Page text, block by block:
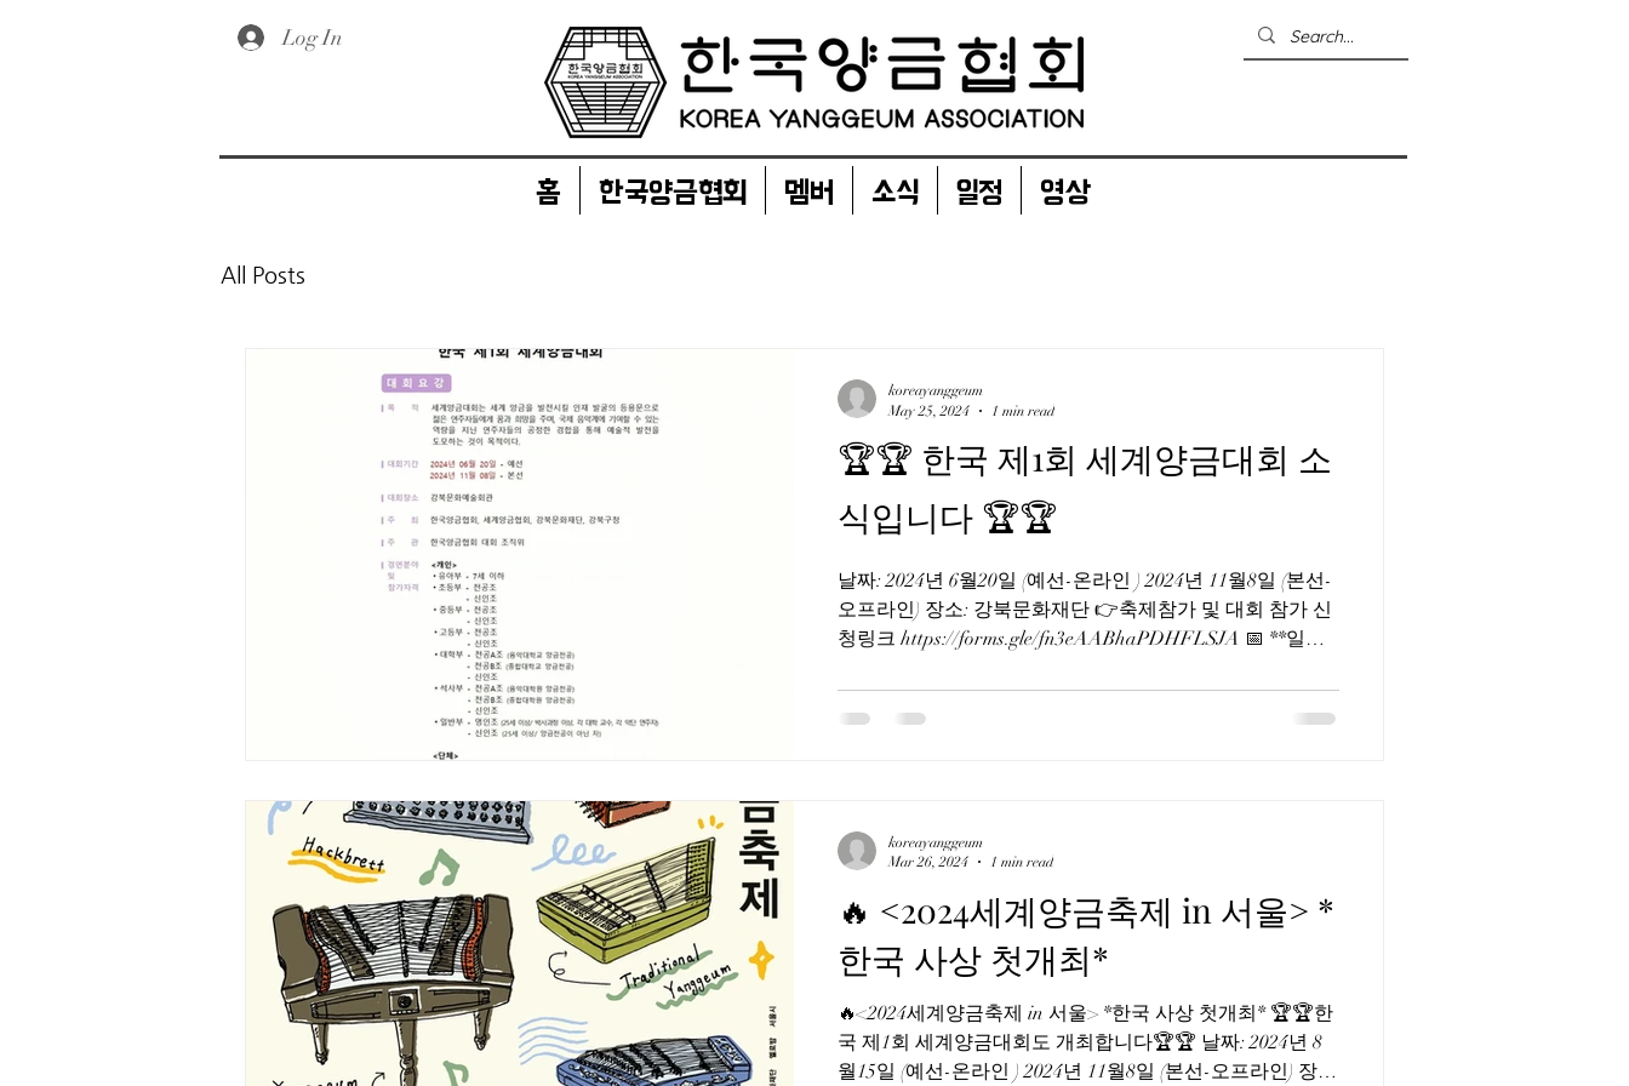
Log In
홈 한국양금협회 멤버 소식 일정 영상
All Posts
🏆🏆 한국 제1회 세계양금대회 소
식입니다 🏆🏆
날짜: 2024년 6월20일 (예선-온라인 ) 2024년 11월8일 (본선-
오프라인) 장소: 강북문화재단 👉축제참가 및 대회 참가 신
청링크 https://forms.gle/fn3eAABhaPDHFLSJA 📅 **일정
koreayanggeum
May 25, 2024
1 min read
🔥 <2024세계양금축제 in 서울> *
한국 사상 첫개최*
🔥<2024세계양금축제 in 서울> *한국 사상 첫개최* 🏆🏆한
국 제1회 세계양금대회도 개최합니다🏆🏆 날짜: 2024년 8
월15일 (예선-온라인 ) 2024년 11월8일 (본선-오프라인) 장
koreayanggeum
Mar 26, 2024
1 min read